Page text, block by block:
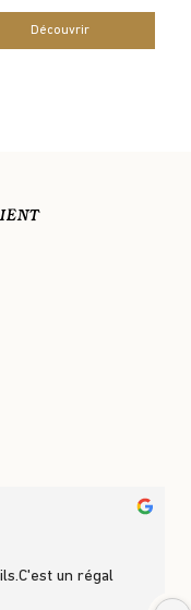
Découvrir
un régal